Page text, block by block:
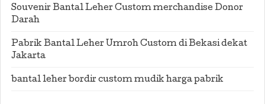
Souvenir Bantal Leher Custom merchandise Donor
Darah
Pabrik Bantal Leher Umroh Custom di Bekasi dekat
Jakarta
bantal leher bordir custom mudik harga pabrik